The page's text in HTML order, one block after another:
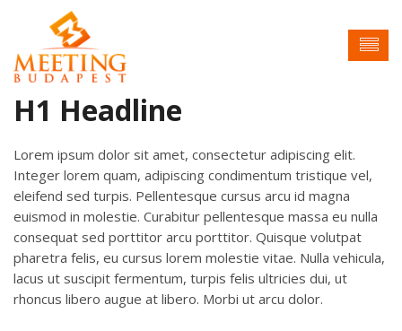
H1 Headline
Lorem ipsum dolor sit amet, consectetur adipiscing elit.
Integer lorem quam, adipiscing condimentum tristique vel,
eleifend sed turpis. Pellentesque cursus arcu id magna
euismod in molestie. Curabitur pellentesque massa eu nulla
consequat sed porttitor arcu porttitor. Quisque volutpat
pharetra felis, eu cursus lorem molestie vitae. Nulla vehicula,
lacus ut suscipit fermentum, turpis felis ultricies dui, ut
rhoncus libero augue at libero. Morbi ut arcu dolor.